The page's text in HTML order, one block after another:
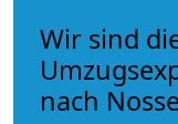
Wir sind
nach